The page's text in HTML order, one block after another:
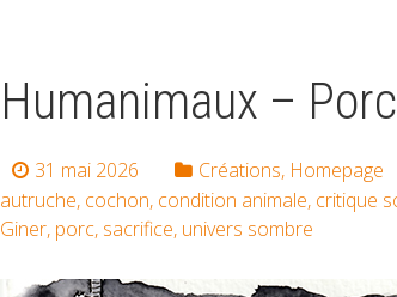
Humanimaux –
31 mai 2026 Créations, Homepage
autruche, cochon, condition animale, critique
Giner, porc, sacrifice, univers sombre